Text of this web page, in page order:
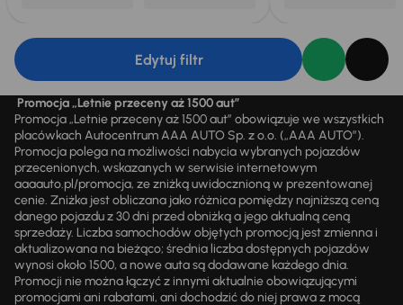
Edytuj filtr
Promocja „Letnie przeceny aż 1500 aut”
Promocja „Letnie przeceny aż 1500 aut” obowiązuje we wszystkich
placówkach Autocentrum AAA AUTO Sp. z o.o. („AAA AUTO”).
Promocja polega na możliwości nabycia wybranych pojazdów
przecenionych, wskazanych w serwisie internetowym
aaaauto.pl/promocja, ze zniżką uwidocznioną w prezentowanej
cenie. Zniżka jest obliczana jako różnica pomiędzy najniższą ceną
danego pojazdu z 30 dni przed obniżką a jego aktualną ceną
sprzedaży. Liczba samochodów objętych promocją jest zmienna i
aktualizowana na bieżąco; średnia liczba dostępnych pojazdów
wynosi około 1500, a nowe auta są dodawane każdego dnia.
Promocji nie można łączyć z innymi aktualnie obowiązującymi
promocjami ani rabatami, ani dochodzić do niej prawa z mocą